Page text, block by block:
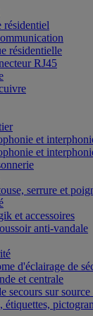
résidentiel
résidentielle
RJ45
et
et
serrure et
et accessoires
anti-vandale
d'éclairage de
et centrale
secours sur source
étiquettes,